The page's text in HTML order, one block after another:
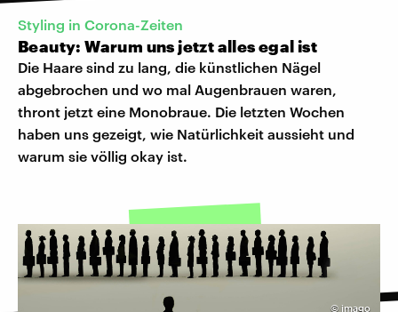
Styling in Corona-Zeiten
Beauty: Warum uns jetzt alles egal ist
Die Haare sind zu lang, die künstlichen Nägel
abgebrochen und wo mal Augenbrauen waren,
thront jetzt eine Monobraue. Die letzten Wochen
haben uns gezeigt, wie Natürlichkeit aussieht und
warum sie völlig okay ist.
© imago